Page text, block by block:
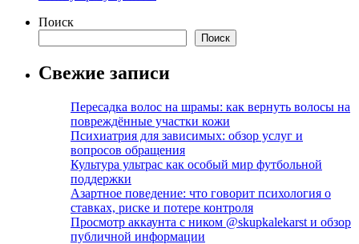
Поиск
Поиск
Свежие записи
Пересадка волос на шрамы: как вернуть волосы на
повреждённые участки кожи
Психиатрия для зависимых: обзор услуг и
вопросов обращения
Культура ультрас как особый мир футбольной
поддержки
Азартное поведение: что говорит психология о
ставках, риске и потере контроля
Просмотр аккаунта с ником @skupkalekarst и обзор
публичной информации